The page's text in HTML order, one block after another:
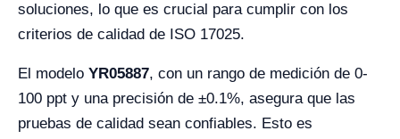
soluciones, lo que es crucial para cumplir con los
criterios de calidad de ISO 17025.
El modelo YR05887, con un rango de medición de 0-
100 ppt y una precisión de ±0.1%, asegura que las
pruebas de calidad sean confiables. Esto es